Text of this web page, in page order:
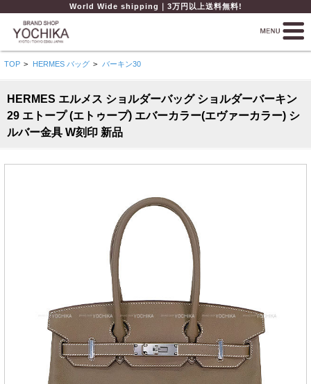
World Wide shipping｜3万円以上送料無料!
TOP > HERMES バッグ > バーキン30
HERMES エルメス ショルダーバッグ ショルダーバーキン
29 エトープ (エトゥープ) エバーカラー(エヴァーカラー) シ
ルバー金具 W刻印 新品